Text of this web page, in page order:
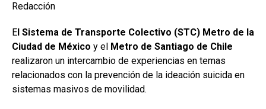
Redacción
E l Sistema de Transporte Colectivo (STC) Metro de la
Ciudad de México y el Metro de Santiago de Chile
realizaron un intercambio de experiencias en temas
relacionados con la prevención de la ideación suicida en
sistemas masivos de movilidad.